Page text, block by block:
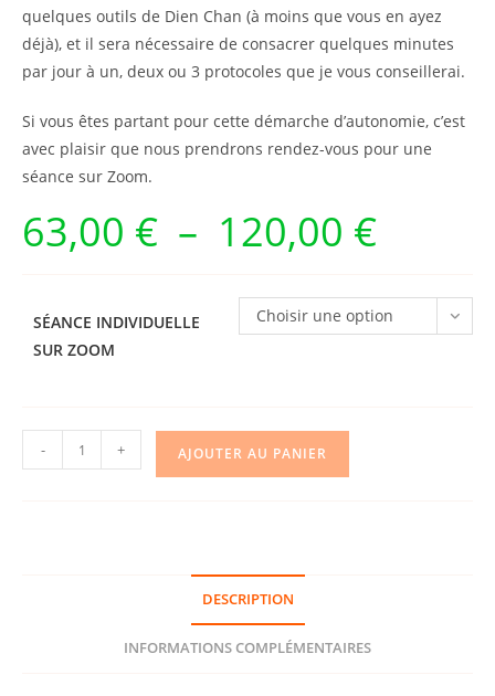
quelques outils de Dien Chan (à moins que vous en ayez
déjà), et il sera nécessaire de consacrer quelques minutes
par jour à un, deux ou 3 protocoles que je vous conseillerai.
Si vous êtes partant pour cette démarche d’autonomie, c’est
avec plaisir que nous prendrons rendez-vous pour une
séance sur Zoom.
63,00 € – 120,00 €Plage
120,00 €
SÉANCE INDIVIDUELLE
SUR ZOOM
Choisir une option
quantité
de
- + AJOUTER AU PANIER
DESCRIPTION
INFORMATIONS COMPLÉMENTAIRES